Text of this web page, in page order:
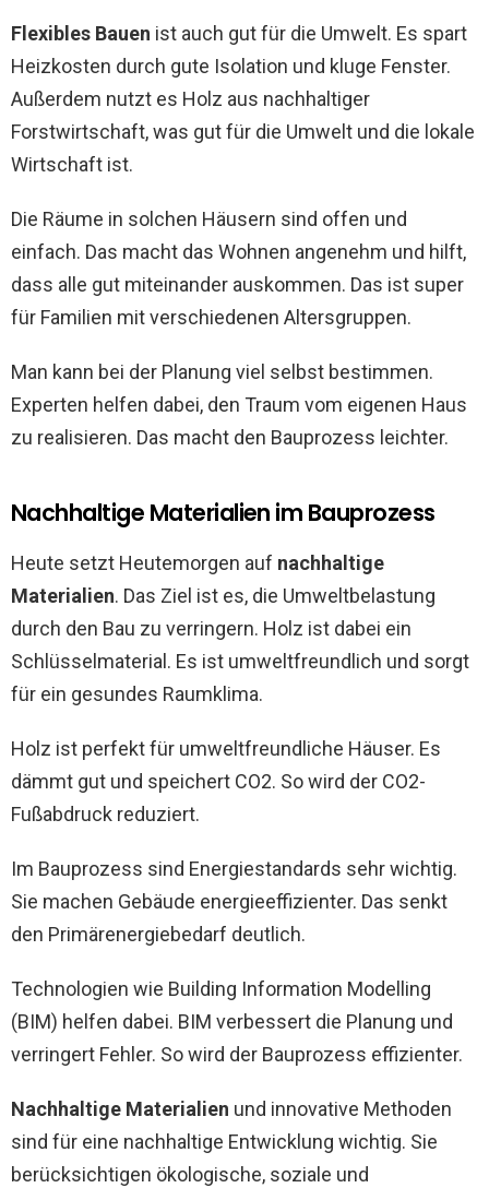
Flexibles Bauen ist auch gut für die Umwelt. Es spart
Heizkosten durch gute Isolation und kluge Fenster.
Außerdem nutzt es Holz aus nachhaltiger
Forstwirtschaft, was gut für die Umwelt und die lokale
Wirtschaft ist.
Die Räume in solchen Häusern sind offen und
einfach. Das macht das Wohnen angenehm und hilft,
dass alle gut miteinander auskommen. Das ist super
für Familien mit verschiedenen Altersgruppen.
Man kann bei der Planung viel selbst bestimmen.
Experten helfen dabei, den Traum vom eigenen Haus
zu realisieren. Das macht den Bauprozess leichter.
Nachhaltige Materialien im Bauprozess
Heute setzt Heutemorgen auf nachhaltige
Materialien. Das Ziel ist es, die Umweltbelastung
durch den Bau zu verringern. Holz ist dabei ein
Schlüsselmaterial. Es ist umweltfreundlich und sorgt
für ein gesundes Raumklima.
Holz ist perfekt für umweltfreundliche Häuser. Es
dämmt gut und speichert CO2. So wird der CO2-
Fußabdruck reduziert.
Im Bauprozess sind Energiestandards sehr wichtig.
Sie machen Gebäude energieeffizienter. Das senkt
den Primärenergiebedarf deutlich.
Technologien wie Building Information Modelling
(BIM) helfen dabei. BIM verbessert die Planung und
verringert Fehler. So wird der Bauprozess effizienter.
Nachhaltige Materialien und innovative Methoden
sind für eine nachhaltige Entwicklung wichtig. Sie
berücksichtigen ökologische, soziale und